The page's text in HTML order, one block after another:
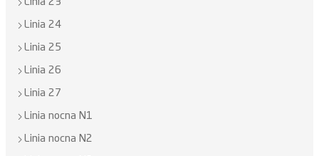
Linia 23
Linia 24
Linia 25
Linia 26
Linia 27
Linia nocna N1
Linia nocna N2